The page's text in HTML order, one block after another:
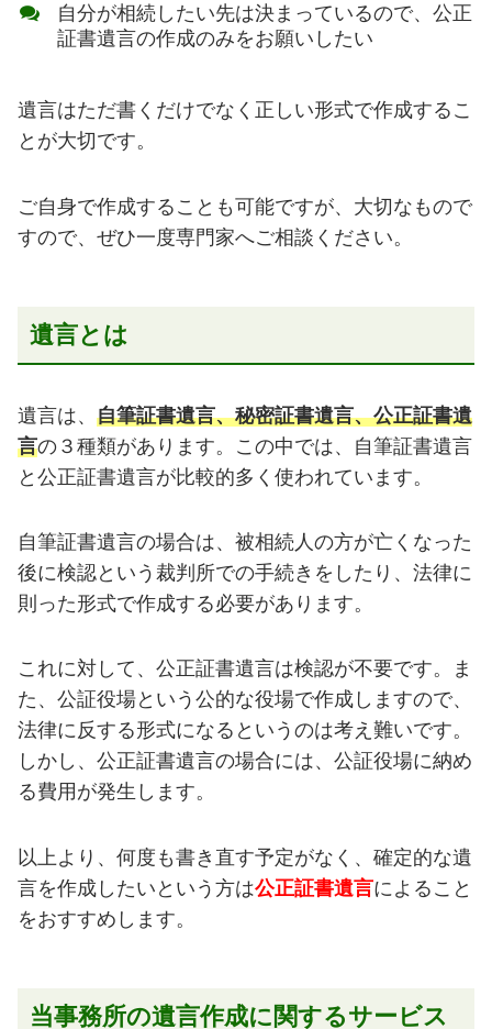
自分が相続したい先は決まっているので、公正
証書遺言の作成のみをお願いしたい
遺言はただ書くだけでなく正しい形式で作成するこ
とが大切です。
ご自身で作成することも可能ですが、大切なもので
すので、ぜひ一度専門家へご相談ください。
遺言とは
遺言は、 自筆証書遺言、秘密証書遺言、公正証書遺
言の３種類があります。この中では、自筆証書遺言
と公正証書遺言が比較的多く使われています。
自筆証書遺言の場合は、被相続人の方が亡くなった
後に検認という裁判所での手続きをしたり、法律に
則った形式で作成する必要があります。
これに対して、公正証書遺言は検認が不要です。ま
た、公証役場という公的な役場で作成しますので、
法律に反する形式になるというのは考え難いです。
しかし、公正証書遺言の場合には、公証役場に納め
る費用が発生します。
以上より、何度も書き直す予定がなく、確定的な遺
言を作成したいという方は公正証書遺言によること
をおすすめします。
当事務所の遺言作成に関するサービス